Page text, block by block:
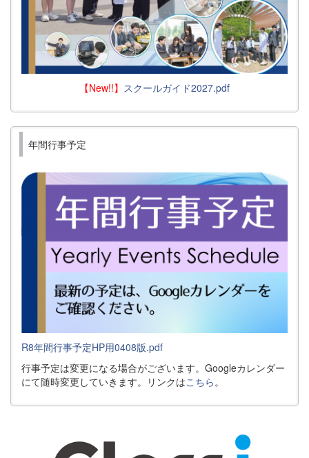
【New!!】 スクールガイド2027.pdf
年間行事予定
R8年間行事予定HP用0408版.pdf
行事予定は変更になる場合がございます。Googleカレンダー
にて随時変更していきます。リンクはこちら 。